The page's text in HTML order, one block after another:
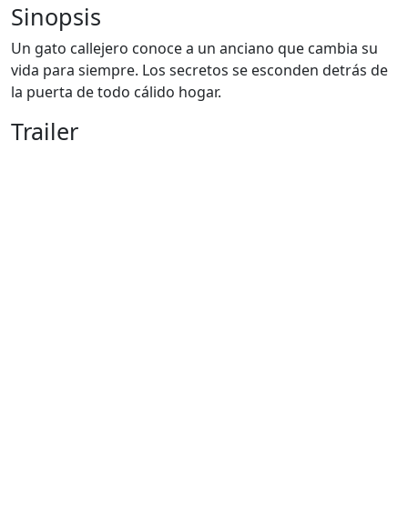
Sinopsis
Un gato callejero conoce a un anciano que cambia su
vida para siempre. Los secretos se esconden detrás de
la puerta de todo cálido hogar.
Trailer